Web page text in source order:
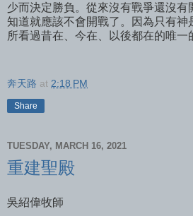
少而決定勝負。從來沒有戰爭還沒有
知道就應該不會開戰了。因為只有神
所看過昔在、今在、以後都在的唯一
奔天路 at 2:18 PM
Share
TUESDAY, MARCH 16, 2021
重建聖殿
吳紹偉牧師